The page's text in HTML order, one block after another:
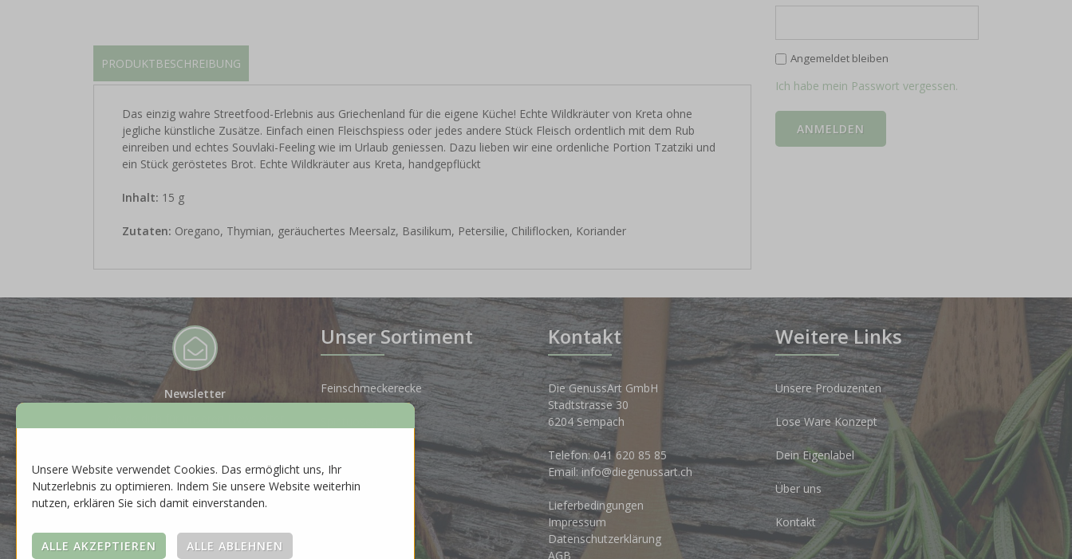
PRODUKTBESCHREIBUNG
Das einzig wahre Streetfood-Erlebnis aus Griechenland für die eigene Küche! Echte Wildkräuter von Kreta ohne
jegliche künstliche Zusätze. Einfach einen Fleischspiess oder jedes andere Stück Fleisch ordentlich mit dem Rub
einreiben und echtes Souvlaki-Feeling wie im Urlaub geniessen. Dazu lieben wir eine ordenliche Portion Tzatziki und
ein Stück geröstetes Brot. Echte Wildkräuter aus Kreta, handgepflückt
Inhalt: 15 g
Zutaten: Oregano, Thymian, geräuchertes Meersalz, Basilikum, Petersilie, Chiliflocken, Koriander
Angemeldet bleiben
Ich habe mein Passwort vergessen.
Newsletter
ZUR ANMELDUNG
Unser Sortiment
Feinschmeckerecke
Neuheiten
Kontakt
Die GenussArt GmbH
Stadtstrasse 30
6204 Sempach
Telefon:041 620 85 85
Email: info@diegenussart.ch
Lieferbedingungen
Impressum
Datenschutzerklärung
AGB
Weitere Links
Unsere Produzenten
Lose Ware Konzept
Dein Eigenlabel
Über uns
Kontakt
Unsere Website verwendet Cookies. Das ermöglicht uns, Ihr
Nutzerlebnis zu optimieren. Indem Sie unsere Website weiterhin
nutzen, erklären Sie sich damit einverstanden.